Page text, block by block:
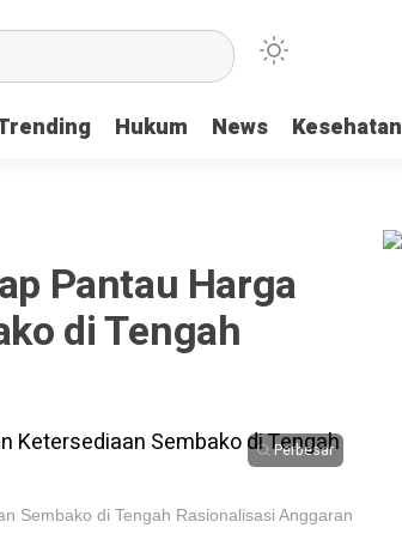
Hukum News Kesehatan
Pantau Harga
di Tengah
Perbesar
Sembako di Tengah Rasionalisasi Anggaran